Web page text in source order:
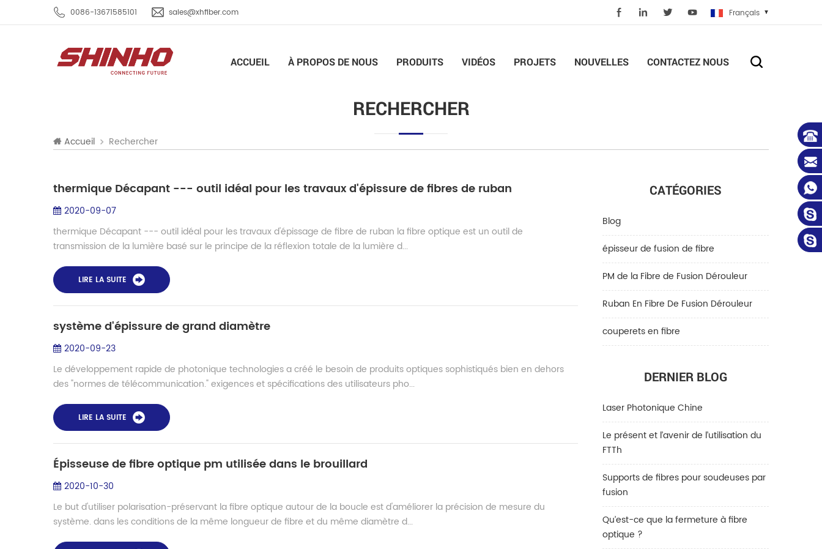
0086-13671585101 sales@xhfiber.com Français
ACCUEIL À PROPOS DE NOUS PRODUITS VIDÉOS PROJETS NOUVELLES CONTACTEZ NOUS
RECHERCHER
Accueil Rechercher
CATÉGORIES
Blog
épisseur de fusion de fibre
PM de la Fibre de Fusion Dérouleur
Ruban En Fibre De Fusion Dérouleur
couperets en fibre
DERNIER BLOG
Laser Photonique Chine
Le présent et l’avenir de l’utilisation du
FTTh
Supports de fibres pour soudeuses par
fusion
Qu’est-ce que la fermeture à fibre
optique ?
thermique Décapant --- outil idéal pour les travaux d'épissure de fibres de ruban
2020-09-07
thermique Décapant --- outil idéal pour les travaux d'épissage de fibre de ruban la fibre optique est un outil de
transmission de la lumière basé sur le principe de la réflexion totale de la lumière d...
LIRE LA SUITE
système d'épissure de grand diamètre
2020-09-23
Le développement rapide de photonique technologies a créé le besoin de produits optiques sophistiqués bien en dehors
des "normes de télécommunication." exigences et spécifications des utilisateurs pho...
LIRE LA SUITE
Épisseuse de fibre optique pm utilisée dans le brouillard
2020-10-30
Le but d'utiliser polarisation-préservant la fibre optique autour de la boucle est d'améliorer la précision de mesure du
système. dans les conditions de la même longueur de fibre et du même diamètre d...